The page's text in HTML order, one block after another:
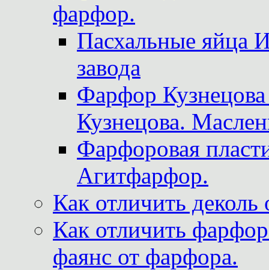
фарфор.
Пасхальные яйца
завода
Фарфор
Кузнецова.
Фарфоровая
Агитфарфор.
Как отличить
Как отличить
фаянс от фарфора.